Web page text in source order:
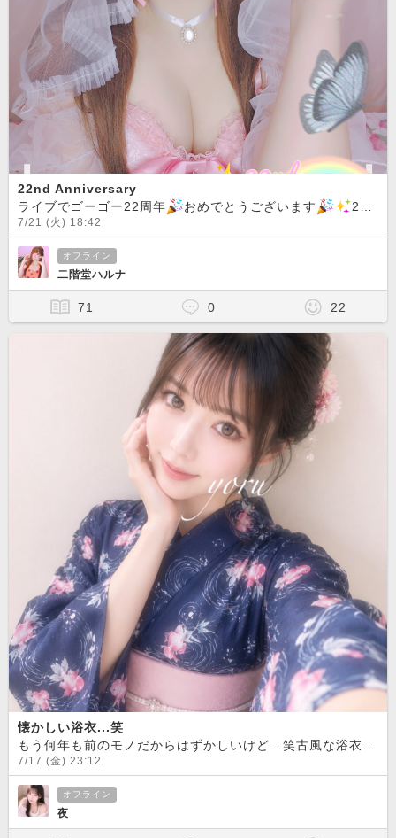
22nd Anniversary
ライブでゴーゴー22周年
おめでとうございます 22周年という素晴らしい節目を
7/21 (火) 18:42
オフライン
二階堂ハルナ
71 0 22
懐かしい浴衣...笑
7/17 (金) 23:12
オフライン
夜